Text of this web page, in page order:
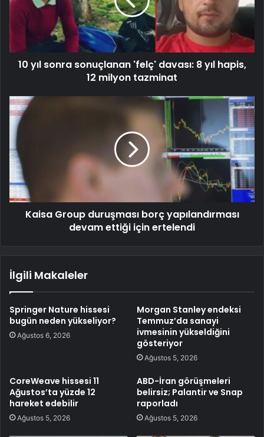
10 yıl sonra sonuçlanan 'felç' davası: 8 yıl hapis,
12 milyon tazminat
Kaisa Group duruşması borç yapılandırması
devam ettiği için ertelendi
İlgili Makaleler
Springer Nature hissesi
bugün neden yükseliyor?
Ağustos 6, 2026
Morgan Stanley endeksi
Temmuz’da sanayi
ivmesinin yükseldiğini
gösteriyor
Ağustos 5, 2026
CoreWeave hissesi 11
Ağustos’ta yüzde 12
hareket edebilir
Ağustos 5, 2026
ABD-İran görüşmeleri
belirsiz; Palantir ve Snap
raporladı
Ağustos 5, 2026